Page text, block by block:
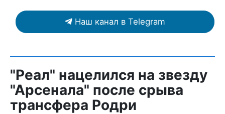
Наш канал в Telegram
"Реал" нацелился на звезду
"Арсенала" после срыва
трансфера Родри